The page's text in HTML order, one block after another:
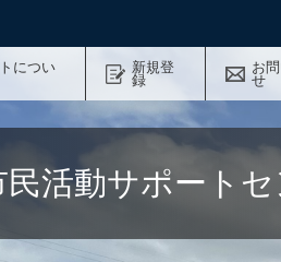
につい
新規登
録
お
せ
民活動サポート